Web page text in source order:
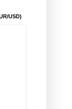
USD)